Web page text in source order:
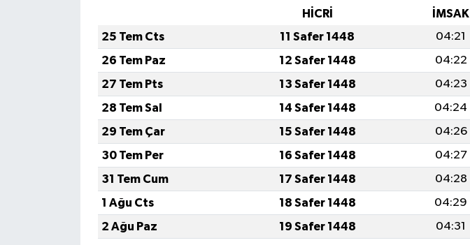
HİCRİ İMSAK
25 Tem Cts
11 Safer 1448 04:21
26 Tem Paz
12 Safer 1448 04:22
27 Tem Pts
13 Safer 1448 04:23
28 Tem Sal
14 Safer 1448 04:24
29 Tem Çar
15 Safer 1448 04:26
30 Tem Per
16 Safer 1448 04:27
31 Tem Cum
17 Safer 1448 04:28
1 Ağu Cts
18 Safer 1448 04:29
2 Ağu Paz
19 Safer 1448 04:31